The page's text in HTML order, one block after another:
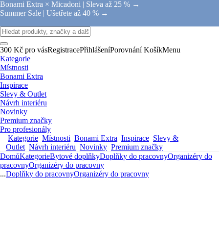
Bonami Extra × Micadoni | Sleva až 25 % →
Summer Sale | Ušetřete až 40 % →
300 Kč pro vásRegistracePřihlášeníPorovnání KošíkMenu
Kategorie
Místnosti
Bonami Extra
Inspirace
Slevy & Outlet
Návrh interiéru
Novinky
Premium značky
Pro profesionály
Kategorie Místnosti Bonami Extra Inspirace Slevy &
Outlet Návrh interiéru Novinky Premium značky
DomůKategorieBytové doplňkyDoplňky do pracovnyOrganizéry do
pracovnyOrganizéry do pracovny
...Doplňky do pracovnyOrganizéry do pracovny